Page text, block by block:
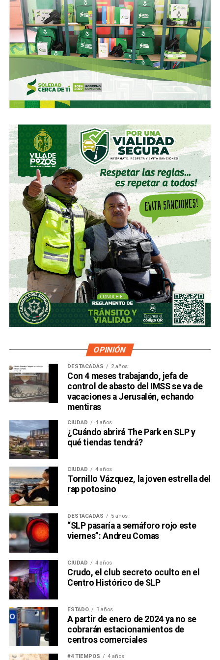
OPINIÓN
DESTACADAS 2 años
Con 4 meses trabajando, jefa de
control de abasto del IMSS se va de
vacaciones a Jerusalén, echando
mentiras
CIUDAD 4 años
¿Cuándo abrirá The Park en SLP y
qué tiendas tendrá?
CIUDAD 4 años
Tornillo Vázquez, la joven estrella del
rap potosino
DESTACADAS 5 años
“SLP pasaría a semáforo rojo este
viernes”: Andreu Comas
CIUDAD 4 años
Crudo, el club secreto oculto en el
Centro Histórico de SLP
ESTADO 3 años
A partir de enero de 2024 ya no se
cobrarán estacionamientos de
centros comerciales
#4 TIEMPOS 4 años